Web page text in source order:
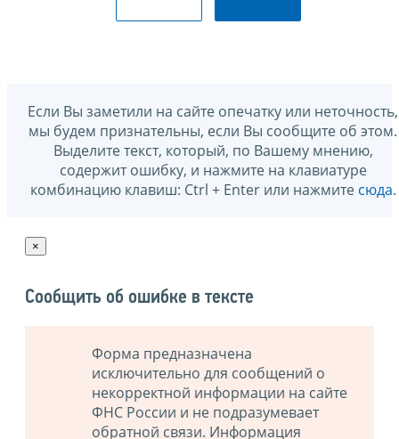
Если Вы заметили на сайте опечатку или неточность,
мы будем признательны, если Вы сообщите об этом.
Выделите текст, который, по Вашему мнению,
содержит ошибку, и нажмите на клавиатуре
комбинацию клавиш: Ctrl + Enter или нажмите сюда.
×
Сообщить об ошибке в тексте
Форма предназначена
исключительно для сообщений о
некорректной информации на сайте
ФНС России и не подразумевает
обратной связи. Информация